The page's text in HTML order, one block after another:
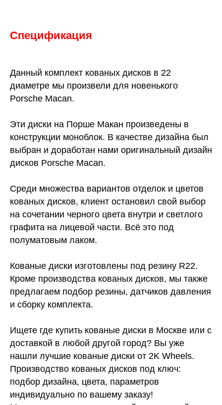
Спецификация
Данный комплект кованых дисков в 22
диаметре мы произвели для новенького
Porsche Macan.
Эти диски на Порше Макан произведены в
конструкции моноблок. В качестве дизайна был
выбран и доработан нами оригинальный дизайн
дисков Porsche Macan.
Среди множества вариантов отделок и цветов
кованых дисков, клиент остановил свой выбор
на сочетании черного цвета внутри и светлого
графита на лицевой части. Всё это под
полуматовым лаком.
Кованые диски изготовлены под резину R22.
Кроме производства кованых дисков, мы также
предлагаем подбор резины, датчиков давления
и сборку комплекта.
Ищете где купить кованые диски в Москве или с
доставкой в любой другой город? Вы уже
нашли лучшие кованые диски от 2K Wheels.
Производство кованых дисков под ключ:
подбор дизайна, цвета, параметров
индивидуально по вашему заказу!